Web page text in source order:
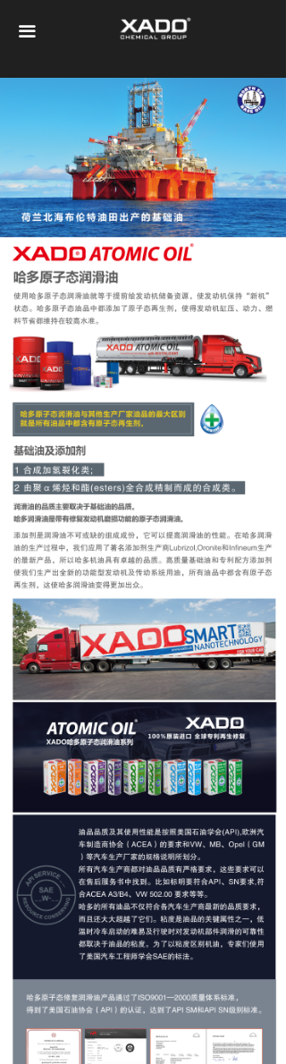
끀
哈多技术
视频广告
再生修复技术详情
机油介绍
问题解答
联系我们
人才招聘
项目合作